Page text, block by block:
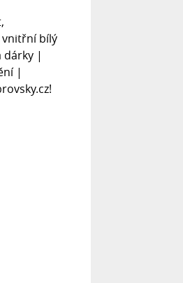
vnitřní bílý
dárky |
|